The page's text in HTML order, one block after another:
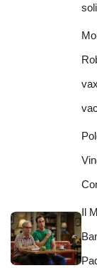
Il